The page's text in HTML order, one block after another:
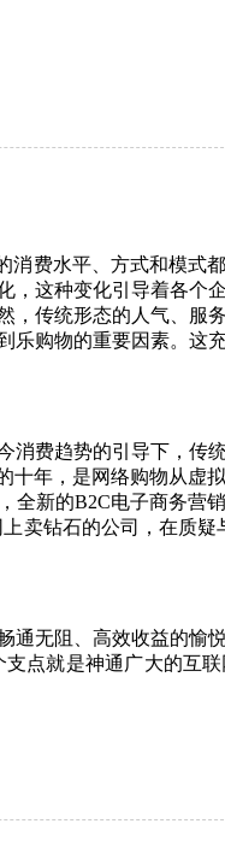
费水平、方式和模式
这种变化引导着各个
传统形态的人气、服
购物的重要因素。这
费趋势的引导下，传
年，是网络购物从虚
新的B2C电子商务营
卖钻石的公司，在质
无阻、高效收益的愉
点就是神通广大的互